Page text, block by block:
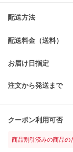
配送方法
配送料金（送料）
お届け日指定
注文から発送まで
クーポン利用可否
商品割引済みの商品の